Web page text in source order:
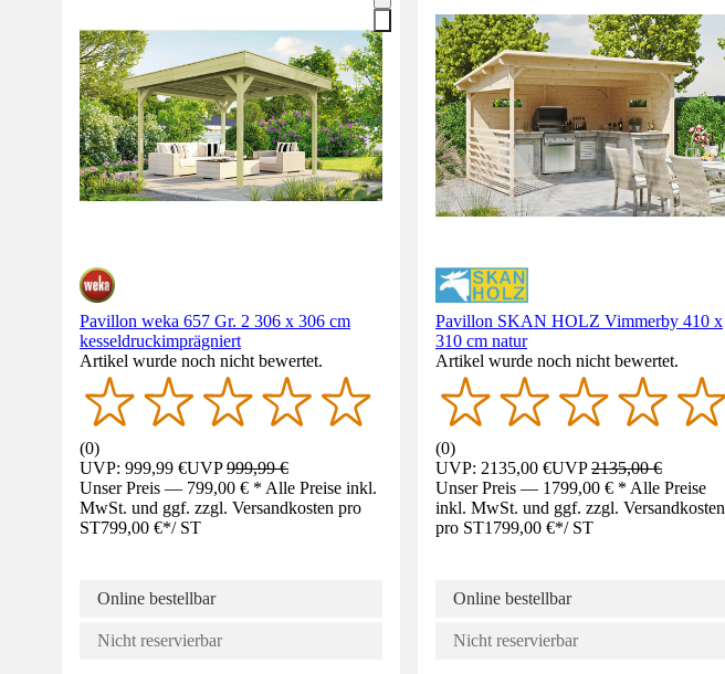
Pavillon weka 657 Gr. 2 306 x 306 cm
kesseldruckimprägniert
Artikel wurde noch nicht bewertet.
(0)
UVP: 999,99 €UVP999,99 €
Unser Preis — 799,00 € * Alle Preise inkl.
MwSt. und ggf. zzgl. Versandkosten pro
ST799,00 €*/ ST
Online bestellbar
Nicht reservierbar
Pavillon SKAN HOLZ Vimmerby 410 x
310 cm natur
Artikel wurde noch nicht bewertet.
(0)
UVP: 2135,00 €UVP2135,00 €
Unser Preis — 1799,00 € * Alle Preise
inkl. MwSt. und ggf. zzgl. Versandkosten
pro ST1799,00 €*/ ST
Online bestellbar
Nicht reservierbar